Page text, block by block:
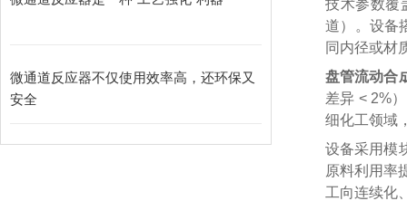
技术参数覆
道）。设备
同内径或材
盘管流动合
差异 < 2%
细化工领域
设备采用模
原料利用率
工向连续化
微通道反应器不仅使用效率高，还环保又
安全